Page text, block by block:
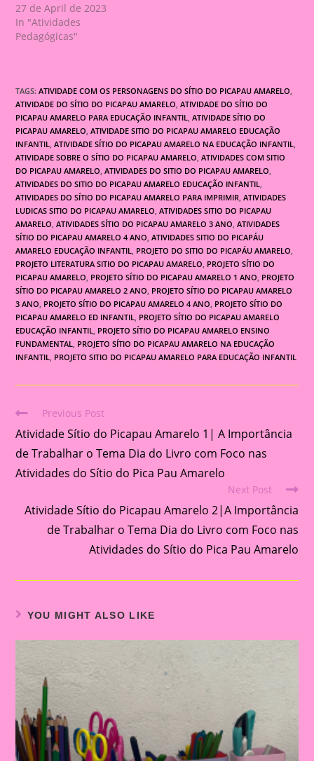
27 de April de 2023
In "Atividades
Pedagógicas"
TAGS:ATIVIDADE COM OS PERSONAGENS DO SÍTIO DO PICAPAU AMARELO
ATIVIDADE DO SÍTIO DO PICAPAU AMARELO ATIVIDADE DO SÍTIO DO
PICAPAU AMARELO PARA EDUCAÇÃO INFANTIL ATIVIDADE SÍTIO DO
PICAPAU AMARELO ATIVIDADE SITIO DO PICAPAU AMARELO EDUCAÇÃO
INFANTIL ATIVIDADE SÍTIO DO PICAPAU AMARELO NA EDUCAÇÃO INFANTIL
ATIVIDADE SOBRE O SÍTIO DO PICAPAU AMARELO ATIVIDADES COM SITIO
DO PICAPAU AMARELO ATIVIDADES DO SITIO DO PICAPAU AMARELO
ATIVIDADES DO SITIO DO PICAPAU AMARELO EDUCAÇÃO INFANTIL
ATIVIDADES DO SÍTIO DO PICAPAU AMARELO PARA IMPRIMIR ATIVIDADES
LUDICAS SITIO DO PICAPAU AMARELO ATIVIDADES SITIO DO PICAPAU
AMARELO ATIVIDADES SÍTIO DO PICAPAU AMARELO 3 ANO ATIVIDADES
SÍTIO DO PICAPAU AMARELO 4 ANO ATIVIDADES SITIO DO PICAPÁU
AMARELO EDUCAÇÃO INFANTIL PROJETO DO SITIO DO PICAPÁU AMARELO
PROJETO LITERATURA SITIO DO PICAPAU AMARELO PROJETO SÍTIO DO
PICAPAU AMARELO PROJETO SÍTIO DO PICAPAU AMARELO 1 ANO PROJETO
SÍTIO DO PICAPAU AMARELO 2 ANO PROJETO SÍTIO DO PICAPAU AMARELO
3 ANO PROJETO SÍTIO DO PICAPAU AMARELO 4 ANO PROJETO SÍTIO DO
PICAPAU AMARELO ED INFANTIL PROJETO SÍTIO DO PICAPAU AMARELO
EDUCAÇÃO INFANTIL PROJETO SÍTIO DO PICAPAU AMARELO ENSINO
FUNDAMENTAL PROJETO SÍTIO DO PICAPAU AMARELO NA EDUCAÇÃO
INFANTIL PROJETO SITIO DO PICAPAU AMARELO PARA EDUCAÇÃO INFANTIL
Read
more
articles
Previous Post
Atividade Sítio do Picapau Amarelo 1| A Importância
de Trabalhar o Tema Dia do Livro com Foco nas
Atividades do Sítio do Pica Pau Amarelo
Next Post
Atividade Sítio do Picapau Amarelo 2|A Importância
de Trabalhar o Tema Dia do Livro com Foco nas
Atividades do Sítio do Pica Pau Amarelo
YOU MIGHT ALSO LIKE